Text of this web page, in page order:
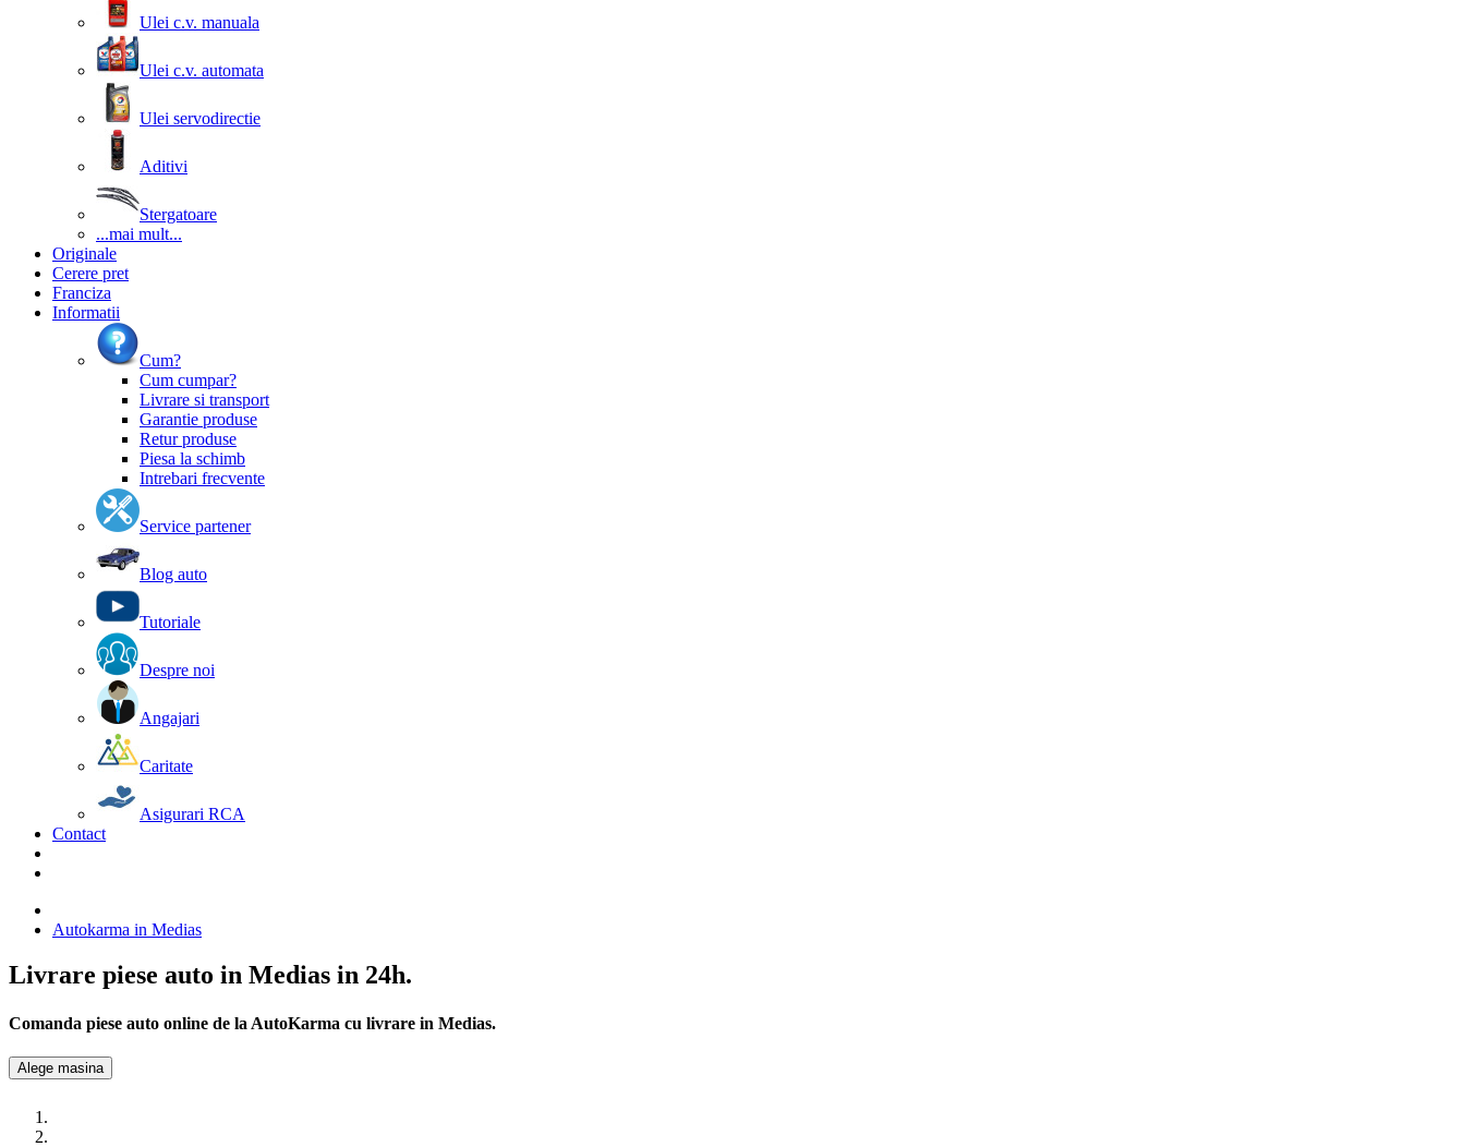
Ulei c.v. manuala
Ulei c.v. automata
Ulei servodirectie
Aditivi
Stergatoare
...mai mult...
Originale
Cerere pret
Franciza
Informatii
Cum?
Cum cumpar?
Livrare si transport
Garantie produse
Retur produse
Piesa la schimb
Intrebari frecvente
Service partener
Blog auto
Tutoriale
Despre noi
Angajari
Caritate
Asigurari RCA
Contact
Autokarma in Medias
Livrare piese auto in Medias in 24h.
Comanda piese auto online de la AutoKarma cu livrare in Medias.
Alege masina